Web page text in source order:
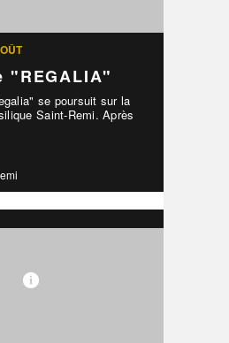
"REGALIA"
se poursuit sur la
Saint-Remi. Après